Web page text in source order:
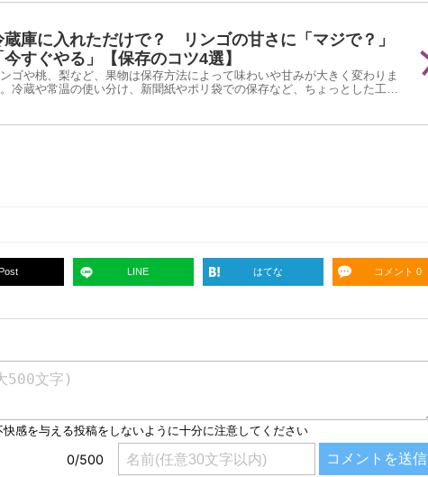
蔵庫に入れただけで？ リンゴの甘さに「マジで？」
今すぐやる」【保存のコツ4選】
ンゴや桃、梨など、果物は保存方法によって味わいや甘みが大きく変わりま
冷蔵や常温の使い分け、新聞紙やポリ袋での保存など、ちょっとした工夫
LINE はてな コメント 0